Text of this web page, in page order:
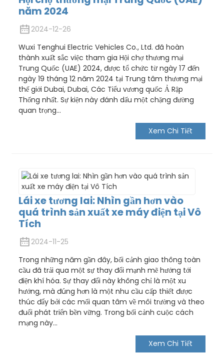
năm 2024
2024-12-26
Wuxi Tenghui Electric Vehicles Co., Ltd. đã hoàn
thành xuất sắc việc tham gia Hội chợ thương mại
Trung Quốc (UAE) 2024, được tổ chức từ ngày 17 đến
ngày 19 tháng 12 năm 2024 tại Trung tâm thương mại
thế giới Dubai, Dubai, Các Tiểu vương quốc Ả Rập
Thống nhất. Sự kiện này đánh dấu một chặng đường
quan trọng...
Xem Chi Tiết
Lái xe tương lai: Nhìn gần hơn vào
quá trình sản xuất xe máy điện tại Vô
Tích
2024-11-25
Trong những năm gần đây, bối cảnh giao thông toàn
cầu đã trải qua một sự thay đổi mạnh mẽ hướng tới
điện khí hóa. Sự thay đổi này không chỉ là một xu
hướng, mà đúng hơn là một nhu cầu cấp thiết được
thúc đẩy bởi các mối quan tâm về môi trường và theo
đuổi phát triển bền vững. Trong bối cảnh cuộc cách
mạng này...
Xem Chi Tiết